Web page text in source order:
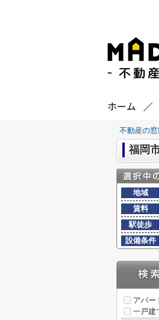
ホーム
不動産の
福岡
地域
賃料
駅徒歩
設備条件
アパー
一戸建